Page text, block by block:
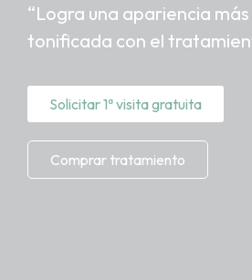
“Logra una apariencia
tonificada con el
Solicitar 1ª visita gratuita
Comprar tratamiento